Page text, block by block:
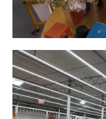
广东 广西
四川 贵州
陕西 甘肃
新疆 内